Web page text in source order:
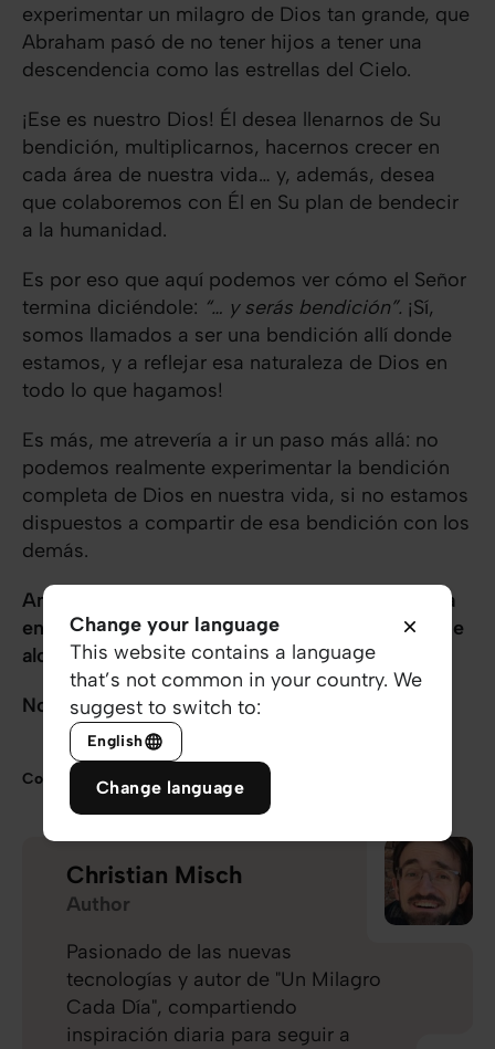
experimentar un milagro de Dios tan grande, que
Abraham pasó de no tener hijos a tener una
descendencia como las estrellas del Cielo.
¡Ese es nuestro Dios! Él desea llenarnos de Su
bendición, multiplicarnos, hacernos crecer en
cada área de nuestra vida… y, además, desea
que colaboremos con Él en Su plan de bendecir
a la humanidad.
Es por eso que aquí podemos ver cómo el Señor
termina diciéndole: “… y serás bendición”. ¡Sí,
somos llamados a ser una bendición allí donde
estamos, y a reflejar esa naturaleza de Dios en
todo lo que hagamos!
Es más, me atrevería a ir un paso más allá: no
podemos realmente experimentar la bendición
completa de Dios en nuestra vida, si no estamos
dispuestos a compartir de esa bendición con los
demás.
Amigo/a, la bendición se afianza y se multiplica
en nuestras vidas cuando encuentra maneras de
alcanzar también a los demás .
No lo olvides nunca: ¡Eres un Milagro!
Compartir
Christian Misch
Author
Pasionado de las nuevas
tecnologías y autor de "Un Milagro
Cada Día", compartiendo
inspiración diaria para seguir a
Change your language
This website contains a language
that’s not common in your country. We
suggest to switch to:
English
Change language